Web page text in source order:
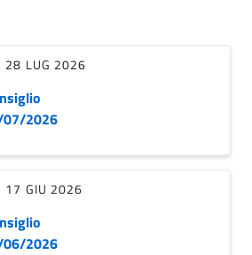
28 LUG 2026
07/2026
17 GIU 2026
06/2026